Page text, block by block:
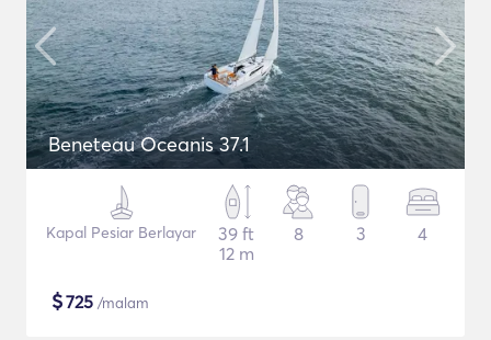
Beneteau Oceanis 37.1
Kapal Pesiar Berlayar
39 ft
12 m
8 3 4
$725 /malam